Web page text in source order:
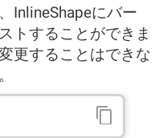
InlineShapeにバー
トすることができま
更することはできな